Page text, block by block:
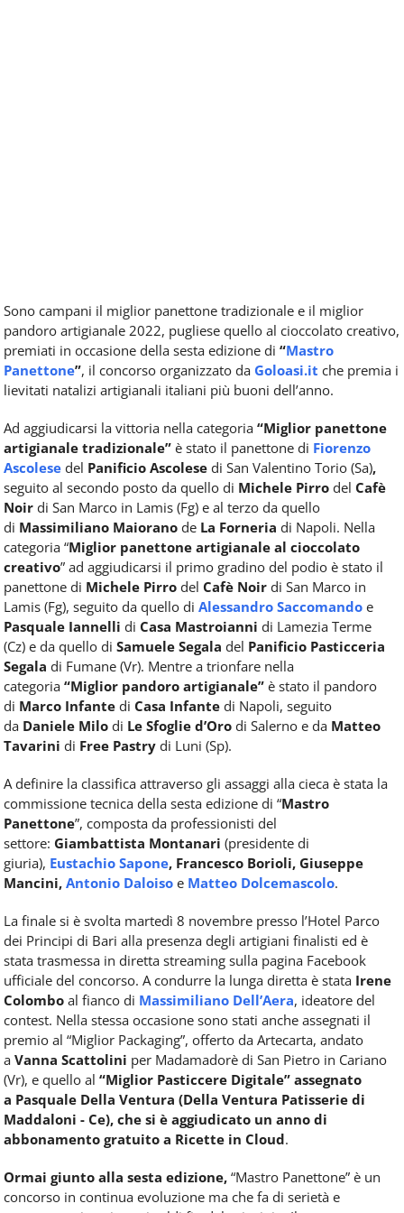
Sono campani il miglior panettone tradizionale e il miglior
pandoro artigianale 2022, pugliese quello al cioccolato creativo,
premiati in occasione della sesta edizione di “Mastro
Panettone”, il concorso organizzato da Goloasi.it che premia i
lievitati natalizi artigianali italiani più buoni dell’anno.
Ad aggiudicarsi la vittoria nella categoria “Miglior panettone
artigianale tradizionale” è stato il panettone di Fiorenzo
Ascolese del Panificio Ascolese di San Valentino Torio (Sa),
seguito al secondo posto da quello di Michele Pirro del Cafè
Noir di San Marco in Lamis (Fg) e al terzo da quello
di Massimiliano Maiorano de La Forneria di Napoli. Nella
categoria “Miglior panettone artigianale al cioccolato
creativo” ad aggiudicarsi il primo gradino del podio è stato il
panettone di Michele Pirro del Cafè Noir di San Marco in
Lamis (Fg), seguito da quello di Alessandro Saccomando e
Pasquale Iannelli di Casa Mastroianni di Lamezia Terme
(Cz) e da quello di Samuele Segala del Panificio Pasticceria
Segala di Fumane (Vr). Mentre a trionfare nella
categoria “Miglior pandoro artigianale” è stato il pandoro
di Marco Infante di Casa Infante di Napoli, seguito
da Daniele Milo di Le Sfoglie d’Oro di Salerno e da Matteo
Tavarini di Free Pastry di Luni (Sp).
A definire la classifica attraverso gli assaggi alla cieca è stata la
commissione tecnica della sesta edizione di “Mastro
Panettone”, composta da professionisti del
settore: Giambattista Montanari (presidente di
giuria), Eustachio Sapone, Francesco Borioli, Giuseppe
Mancini, Antonio Daloiso e Matteo Dolcemascolo.
La finale si è svolta martedì 8 novembre presso l’Hotel Parco
dei Principi di Bari alla presenza degli artigiani finalisti ed è
stata trasmessa in diretta streaming sulla pagina Facebook
ufficiale del concorso. A condurre la lunga diretta è stata Irene
Colombo al fianco di Massimiliano Dell’Aera, ideatore del
contest. Nella stessa occasione sono stati anche assegnati il
premio al “Miglior Packaging”, offerto da Artecarta, andato
a Vanna Scattolini per Madamadorè di San Pietro in Cariano
(Vr), e quello al “Miglior Pasticcere Digitale” assegnato
a Pasquale Della Ventura (Della Ventura Patisserie di
Maddaloni - Ce), che si è aggiudicato un anno di
abbonamento gratuito a Ricette in Cloud.
Ormai giunto alla sesta edizione, “Mastro Panettone” è un
concorso in continua evoluzione ma che fa di serietà e